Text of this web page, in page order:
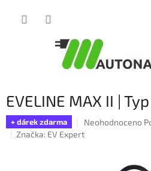
EVELINE MAX II |
+ dárek zdarma
Průměrné
hodnocení
Neohodnoceno
Značka: EV Expert